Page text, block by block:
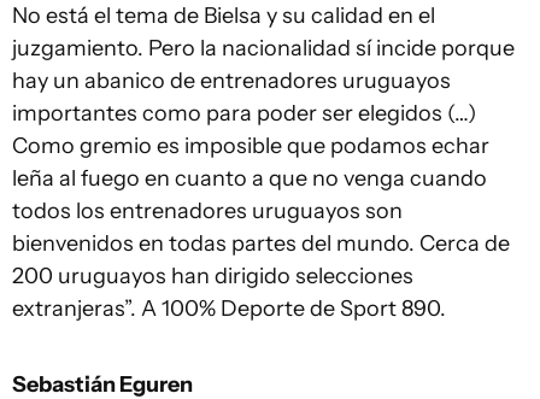
No está el tema de Bielsa y su calidad en el
juzgamiento. Pero la nacionalidad sí incide porque
hay un abanico de entrenadores uruguayos
importantes como para poder ser elegidos (…)
Como gremio es imposible que podamos echar
leña al fuego en cuanto a que no venga cuando
todos los entrenadores uruguayos son
bienvenidos en todas partes del mundo. Cerca de
200 uruguayos han dirigido selecciones
extranjeras”. A 100% Deporte de Sport 890.
Sebastián Eguren